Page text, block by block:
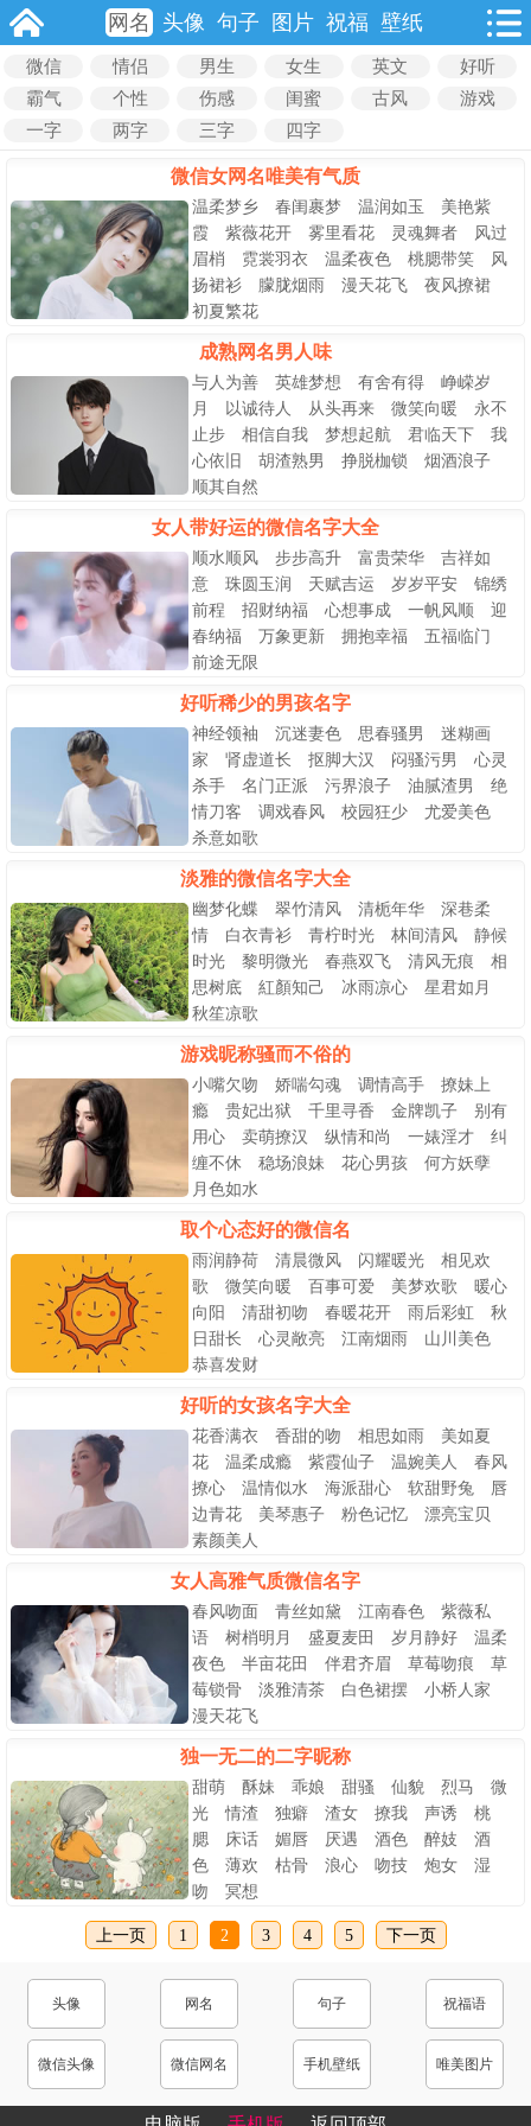
网名 头像 句子 图片 祝福 壁纸
微信 情侣 男生 女生 英文
好听
霸气
个性 伤感 闺蜜 古风
游戏
一字
两字 三字 四字
微信女网名唯美有气质
温柔梦乡 春闺裹梦 温润如玉 美艳紫
霞 紫薇花开 雾里看花 灵魂舞者 风过
眉梢 霓裳羽衣 温柔夜色 桃腮带笑 风
扬裙衫 朦胧烟雨 漫天花飞 夜风撩裙
初夏繁花
成熟网名男人味
与人为善 英雄梦想 有舍有得 峥嵘岁
月 以诚待人 从头再来 微笑向暖 永不
止步 相信自我 梦想起航 君临天下 我
心依旧 胡渣熟男 挣脱枷锁 烟酒浪子
顺其自然
女人带好运的微信名字大全
顺水顺风 步步高升 富贵荣华 吉祥如
意 珠圆玉润 天赋吉运 岁岁平安 锦绣
前程 招财纳福 心想事成 一帆风顺 迎
春纳福 万象更新 拥抱幸福 五福临门
前途无限
好听稀少的男孩名字
神经领袖 沉迷妻色 思春骚男 迷糊画
家 肾虚道长 抠脚大汉 闷骚污男 心灵
杀手 名门正派 污界浪子 油腻渣男 绝
情刀客 调戏春风 校园狂少 尤爱美色
杀意如歌
淡雅的微信名字大全
幽梦化蝶 翠竹清风 清栀年华 深巷柔
情 白衣青衫 青柠时光 林间清风 静候
时光 黎明微光 春燕双飞 清风无痕 相
思树底 紅顏知己 冰雨凉心 星君如月
秋笙凉歌
游戏昵称骚而不俗的
小嘴欠吻 娇喘勾魂 调情高手 撩妹上
瘾 贵妃出狱 千里寻香 金牌凯子 别有
用心 卖萌撩汉 纵情和尚 一婊淫才 纠
缠不休 稳场浪妹 花心男孩 何方妖孽
月色如水
取个心态好的微信名
雨润静荷 清晨微风 闪耀暖光 相见欢
歌 微笑向暖 百事可爱 美梦欢歌 暖心
向阳 清甜初吻 春暖花开 雨后彩虹 秋
日甜长 心灵敞亮 江南烟雨 山川美色
恭喜发财
好听的女孩名字大全
花香满衣 香甜的吻 相思如雨 美如夏
花 温柔成瘾 紫霞仙子 温婉美人 春风
撩心 温情似水 海派甜心 软甜野兔 唇
边青花 美琴惠子 粉色记忆 漂亮宝贝
素颜美人
女人高雅气质微信名字
春风吻面 青丝如黛 江南春色 紫薇私
语 树梢明月 盛夏麦田 岁月静好 温柔
夜色 半亩花田 伴君齐眉 草莓吻痕 草
莓锁骨 淡雅清茶 白色裙摆 小桥人家
漫天花飞
独一无二的二字昵称
甜萌 酥妹 乖娘 甜骚 仙貌 烈马 微
光 情渣 独癖 渣女 撩我 声诱 桃
腮 床话 媚唇 厌遇 酒色 醉妓 酒
色 薄欢 枯骨 浪心 吻技 炮女 湿
吻 冥想
上一页 1 2 3 4 5 下一页
头像 网名 句子 祝福语
微信头像 微信网名 手机壁纸 唯美图片